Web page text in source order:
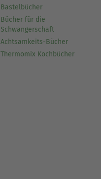
Bastelbücher
Bücher für die
Schwangerschaft
Achtsamkeits-Bücher
Thermomix Kochbücher